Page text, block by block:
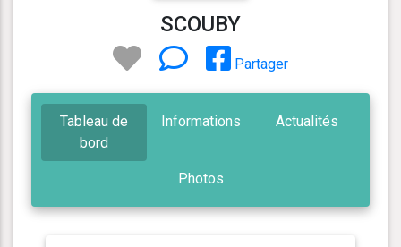
SCOUBY
Partager
Tableau de
bord
Informations Actualités
Photos